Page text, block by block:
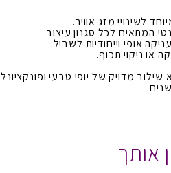
לשינויי מזג אוויר.
המתאים לכל סגנון עיצוב.
אופי וייחודיות לשביל.
או ניקוי תכוף.
מדויק של יופי טבעי
אותך